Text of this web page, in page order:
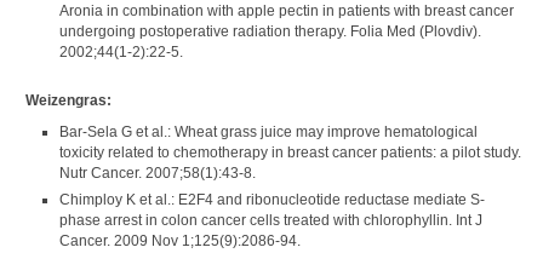
Aronia in combination with apple pectin in patients with breast cancer
undergoing postoperative radiation therapy. Folia Med (Plovdiv).
2002;44(1-2):22-5.
Weizengras:
Bar-Sela G et al.: Wheat grass juice may improve hematological
toxicity related to chemotherapy in breast cancer patients: a pilot study.
Nutr Cancer. 2007;58(1):43-8.
Chimploy K et al.: E2F4 and ribonucleotide reductase mediate S-
phase arrest in colon cancer cells treated with chlorophyllin. Int J
Cancer. 2009 Nov 1;125(9):2086-94.